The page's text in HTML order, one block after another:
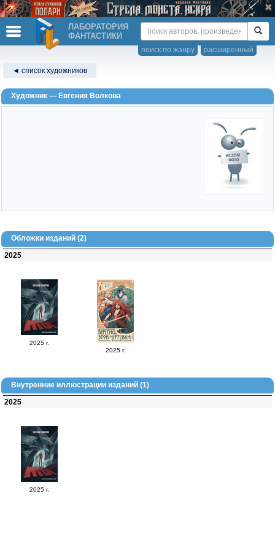
ЛАБОРАТОРИЯ
ФАНТАСТИКИ
расширенный
поиск по жанру
◄ список художников
Художник — Евгения Волкова
Обложки изданий (2)
2025
2025 г.
2025 г.
Внутренние иллюстрации изданий (1)
2025
2025 г.